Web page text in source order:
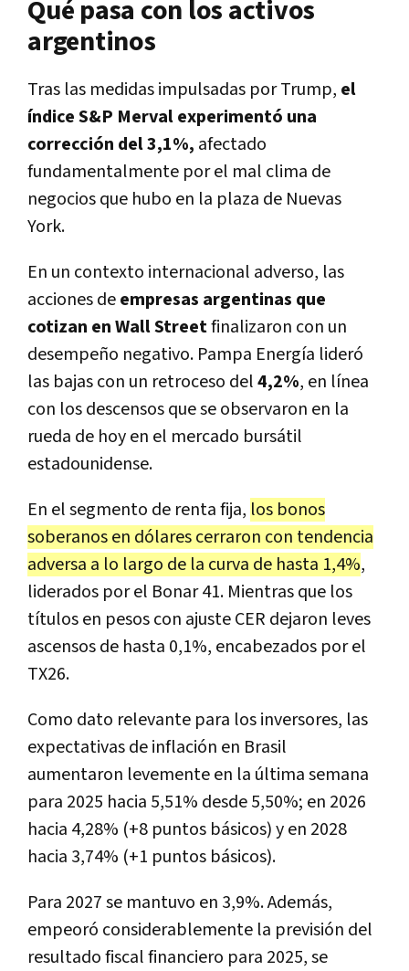
Qué pasa con los activos
argentinos
Tras las medidas impulsadas por Trump, el
índice S&P Merval experimentó una
corrección del 3,1%, afectado
fundamentalmente por el mal clima de
negocios que hubo en la plaza de Nuevas
York.
En un contexto internacional adverso, las
acciones deempresas argentinas que
cotizan en Wall Streetfinalizaron con un
desempeño negativo. Pampa Energía lideró
las bajas con un retroceso del4,2%, en línea
con los descensos que se observaron en la
rueda de hoy en el mercado bursátil
estadounidense.
En el segmento de renta fija, los bonos
soberanos en dólares cerraron con tendencia
adversa a lo largo de la curva de hasta 1,4%,
liderados por el Bonar 41. Mientras que los
títulos en pesos con ajuste CER dejaron leves
ascensos de hasta 0,1%, encabezados por el
TX26.
Como dato relevante para los inversores, las
expectativas de inflación en Brasil
aumentaron levemente en la última semana
para 2025 hacia 5,51% desde 5,50%; en 2026
hacia 4,28% (+8 puntos básicos) y en 2028
hacia 3,74% (+1 puntos básicos).
Para 2027 se mantuvo en 3,9%. Además,
empeoró considerablemente la previsión del
resultado fiscal financiero para 2025, se